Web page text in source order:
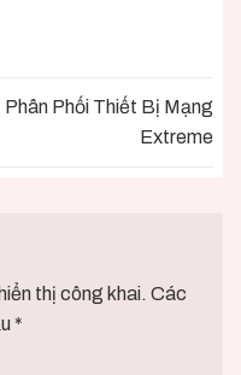
Phân Phối Thiết Bị Mạng
Extreme
thị công khai. Các
*